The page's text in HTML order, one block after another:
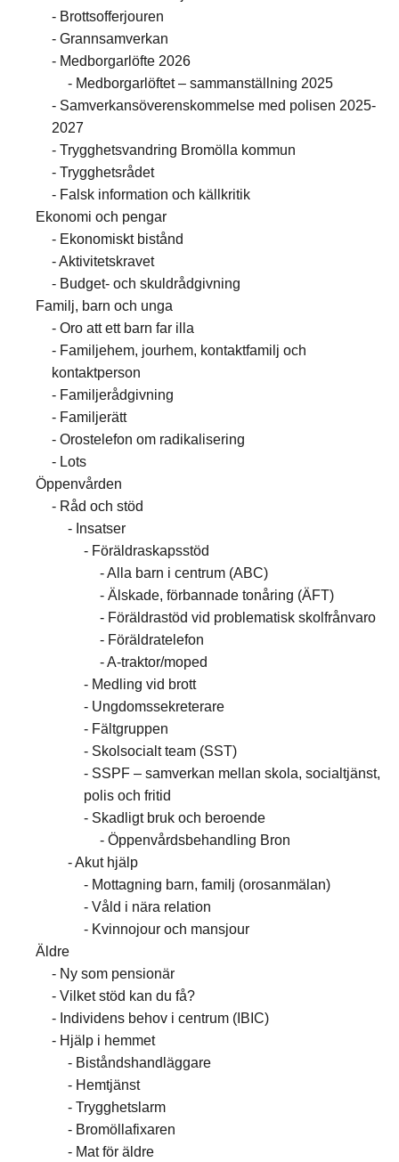
Brottsofferjouren
Grannsamverkan
Medborgarlöfte 2026
Medborgarlöftet – sammanställning 2025
Samverkansöverenskommelse med polisen 2025-
2027
Trygghetsvandring Bromölla kommun
Trygghetsrådet
Falsk information och källkritik
Ekonomi och pengar
Ekonomiskt bistånd
Aktivitetskravet
Budget- och skuldrådgivning
Familj, barn och unga
Oro att ett barn far illa
Familjehem, jourhem, kontaktfamilj och
kontaktperson
Familjerådgivning
Familjerätt
Orostelefon om radikalisering
Lots
Öppenvården
Råd och stöd
Insatser
Föräldraskapsstöd
Alla barn i centrum (ABC)
Älskade, förbannade tonåring (ÄFT)
Föräldrastöd vid problematisk skolfrånvaro
Föräldratelefon
A-traktor/moped
Medling vid brott
Ungdomssekreterare
Fältgruppen
Skolsocialt team (SST)
SSPF – samverkan mellan skola, socialtjänst,
polis och fritid
Skadligt bruk och beroende
Öppenvårdsbehandling Bron
Akut hjälp
Mottagning barn, familj (orosanmälan)
Våld i nära relation
Kvinnojour och mansjour
Äldre
Ny som pensionär
Vilket stöd kan du få?
Individens behov i centrum (IBIC)
Hjälp i hemmet
Biståndshandläggare
Hemtjänst
Trygghetslarm
Bromöllafixaren
Mat för äldre